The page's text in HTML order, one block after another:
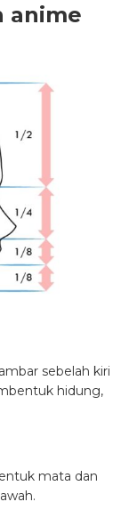
anime
sebelah kiri
hidung,
mata dan